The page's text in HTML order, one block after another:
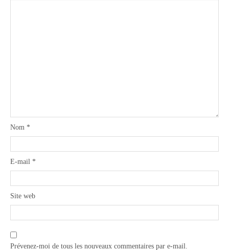
Nom *
E-mail *
Site web
Prévenez-moi de tous les nouveaux commentaires par e-mail.